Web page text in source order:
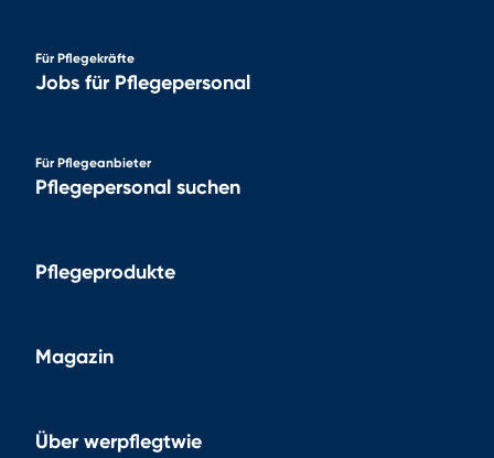
Für Pflegekräfte
Jobs für Pflegepersonal
Für Pflegeanbieter
Pflegepersonal suchen
Pflegeprodukte
Magazin
Über werpflegtwie